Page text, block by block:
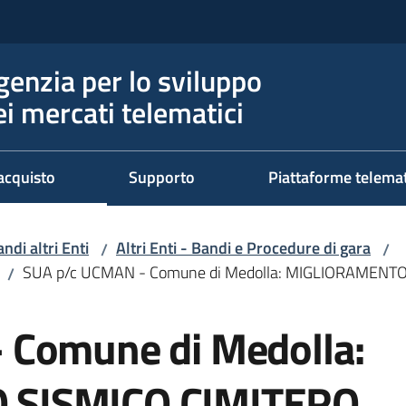
per lo sviluppo
mercati telematici
Supporto Piattaforme
altri Enti / Altri Enti - Bandi e Procedure di gara /
/ SUA p/c UCMAN - Comune di Medolla:
di Medolla: